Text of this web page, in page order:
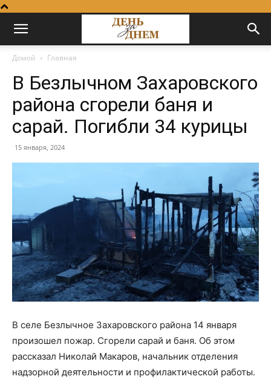
Домой Главная
В Безлычном Захаровского
района сгорели баня и
сарай. Погибли 34 курицы
15 января, 2024
В селе Безлычное Захаровского района 14 января
произошел пожар. Сгорели сарай и баня. Об этом
рассказал Николай Макаров, начальник отделения
надзорной деятельности и профилактической работы.